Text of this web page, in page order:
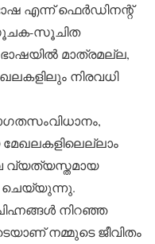
എന്ന് ഫെര്‍ഡിനന്റ്
സൂചിത
മാത്രമല്ല,
നിരവധി
വ്യത്യസ്തമായ
ചെയ്യുന്നു.
നിറഞ്ഞ
നമ്മുടെ ജീവിതം